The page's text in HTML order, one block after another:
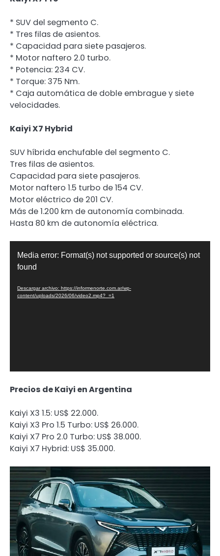
* SUV del segmento C.
* Tres filas de asientos.
* Capacidad para siete pasajeros.
* Motor naftero 2.0 turbo.
* Potencia: 234 CV.
* Torque: 375 Nm.
* Caja automática de doble embrague y siete
velocidades.
Kaiyi X7 Hybrid
SUV híbrida enchufable del segmento C.
Tres filas de asientos.
Capacidad para siete pasajeros.
Motor naftero 1.5 turbo de 154 CV.
Motor eléctrico de 201 CV.
Más de 1.200 km de autonomía combinada.
Hasta 80 km de autonomía eléctrica.
de
Media error: Format(s) not supported or source(s) not
found
Descargar archivo: https://informenorte.com.ar/wp-
content/uploads/2026/06/video2.mp4?_=1
Precios de Kaiyi en Argentina
Kaiyi X3 1.5: US$ 22.000.
Kaiyi X3 Pro 1.5 Turbo: US$ 26.000.
Kaiyi X7 Pro 2.0 Turbo: US$ 38.000.
Kaiyi X7 Hybrid: US$ 35.000.